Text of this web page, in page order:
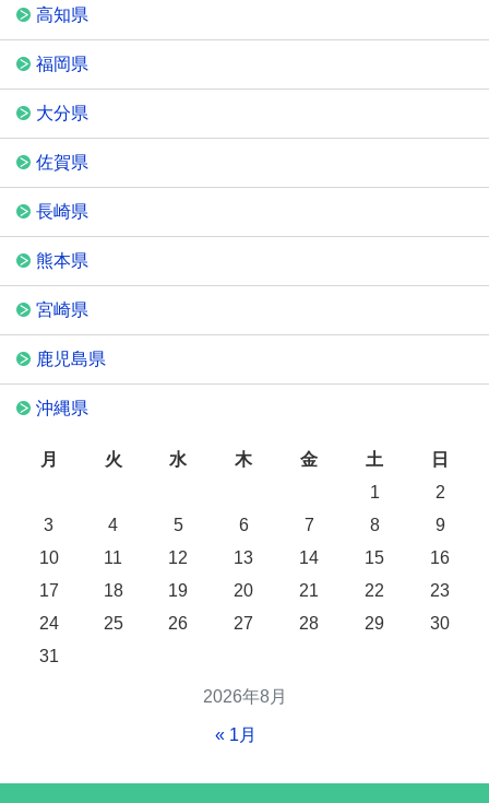
高知県
福岡県
大分県
佐賀県
長崎県
熊本県
宮崎県
鹿児島県
沖縄県
2026年8月
月 火 水 木 金 土
日
1
2
3
4 5 6 7 8
9
10
11 12 13 14 15
16
17
18 19 20 21 22
23
24
25 26 27 28 29
30
31
« 1月